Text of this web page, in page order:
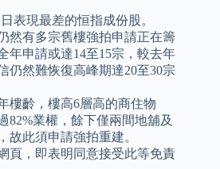
表現最差的恒指成份股。
然有多宗舊樓強拍申請正在籌
年申請或達14至15宗，較去年
仍然難恢復高峰期達20至30宗
樓齡，樓高6層高的商住物
82%業權，餘下僅兩間地舖及
故此須申請強拍重建。
頁，即表明同意接受此等免責